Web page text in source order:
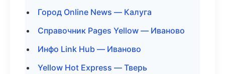
Город Online News — Калуга
Справочник Pages Yellow — Иваново
Инфо Link Hub — Иваново
Yellow Hot Express — Тверь